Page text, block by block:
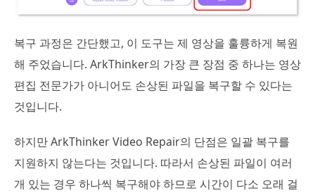
복구 과정은 간단했고, 이 도구는 제 영상을 훌륭하게 복원
해 주었습니다. ArkThinker의 가장 큰 장점 중 하나는 영상
편집 전문가가 아니어도 손상된 파일을 복구할 수 있다는
것입니다.
하지만 ArkThinker Video Repair의 단점은 일괄 복구를
지원하지 않는다는 것입니다. 따라서 손상된 파일이 여러
개 있는 경우 하나씩 복구해야 하므로 시간이 다소 오래 걸